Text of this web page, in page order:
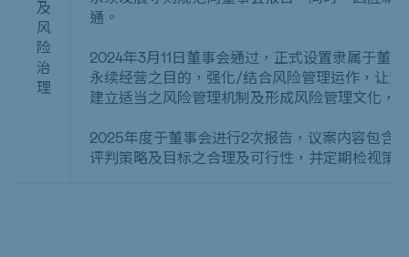
及
风
险
治
理
通。
2024年3月11日董事会通过，正式设置隶属于董
永续经营之目的，强化/结合风险管理运作，让
建立适当之风险管理机制及形成风险管理文化，
2025年度于董事会进行2次报告，议案内容包含
评判策略及目标之合理及可行性，并定期检视策